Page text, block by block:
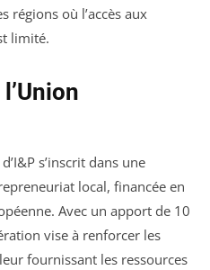
régions où l’accès aux
limité.
s’inscrit dans une
local, financée en
Avec un apport de 10
vise à renforcer les
fournissant les ressources